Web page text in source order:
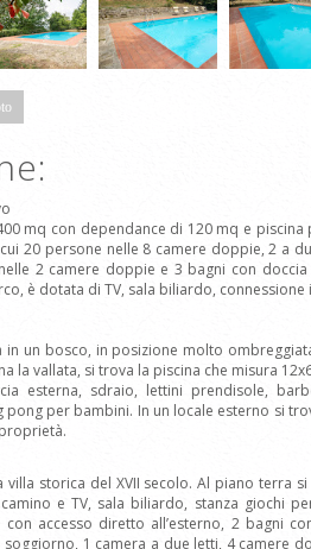
mq con dependance di 120 mq e
20 persone nelle 8 camere doppie, 2 a
2 camere doppie e 3 bagni con doccia
è dotata di TV, sala biliardo, connessione
in un bosco, in posizione molto
la vallata, si trova la piscina che misura
esterna, sdraio, lettini prendisole,
pong per bambini. In un locale esterno si
villa storica del XVII secolo. Al piano terra
e TV, sala biliardo, stanza giochi
con accesso diretto all’esterno, 2 bagni
1 camera a due letti, 4 camere